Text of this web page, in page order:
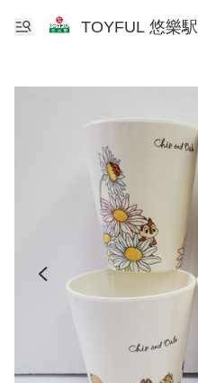
TOYFUL 悠樂駅